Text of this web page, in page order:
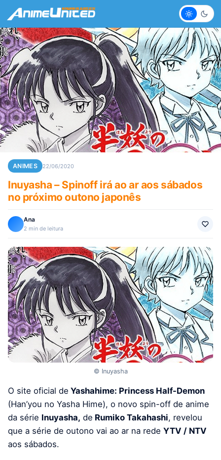
Claro
ANIMES 22/06/2020
Inuyasha – Spinoff irá ao ar aos sábados
no próximo outono japonês
Ana
2 min de leitura
© Inuyasha
O site oficial de Yashahime: Princess Half-Demon
(Han’you no Yasha Hime), o novo spin-off de anime
da série Inuyasha, de Rumiko Takahashi, revelou
que a série de outono vai ao ar na rede YTV / NTV
aos sábados.